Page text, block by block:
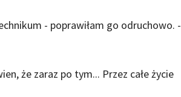
- poprawiłam go odruchowo. -
że zaraz po tym... Przez całe życie